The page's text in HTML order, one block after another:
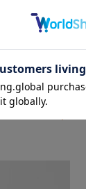
（送料込